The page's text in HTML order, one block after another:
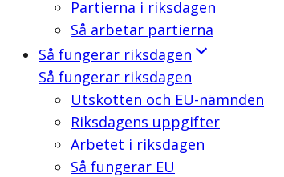
Partierna i riksdagen
Så arbetar partierna
Så fungerar riksdagen
Så fungerar riksdagen
Utskotten och EU-nämnden
Riksdagens uppgifter
Arbetet i riksdagen
Så fungerar EU